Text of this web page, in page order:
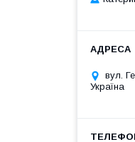
вул.
Україна